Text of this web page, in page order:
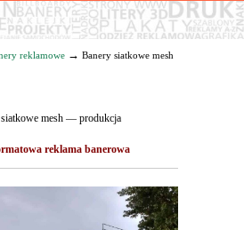
reklamowe → Banery siatkowe mesh
mesh — produkcja
reklama banerowa